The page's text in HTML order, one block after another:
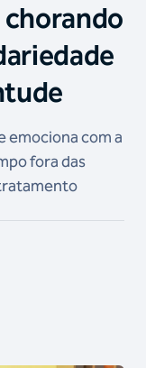
chorando
emociona com a
fora das